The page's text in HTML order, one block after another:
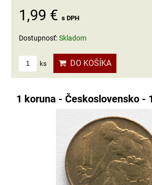
1,99 € s DPH
Dostupnosť:Skladom
ks DO KOŠÍKA
1 koruna - Československo -